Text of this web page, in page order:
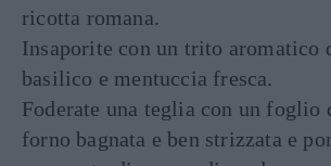
ricotta romana.
Insaporite con un trito aromatico
basilico e mentuccia fresca.
Foderate una teglia con un foglio
forno bagnata e ben strizzata e